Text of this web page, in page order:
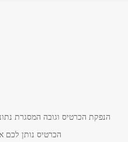
הנפקת הכרטיס וגובה המסגרת
הכרטיס נותן לכם